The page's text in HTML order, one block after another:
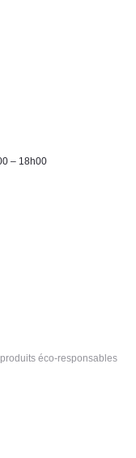
– 18h00
éco-responsables